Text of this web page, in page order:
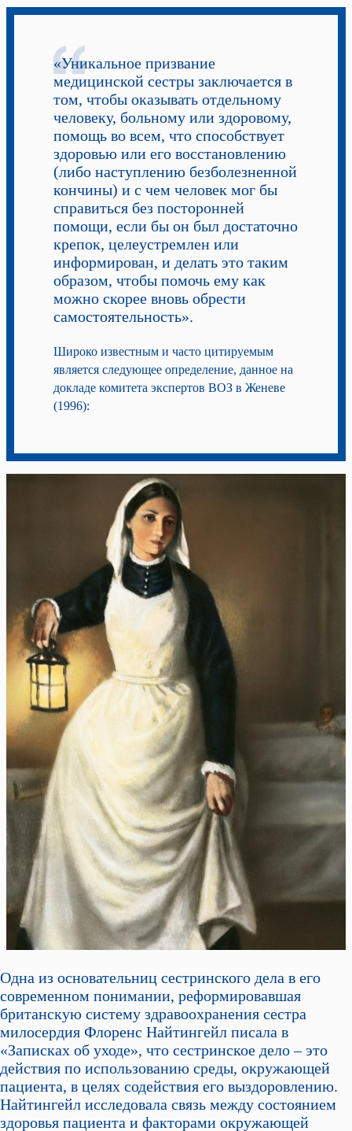
«Уникальное призвание
медицинской сестры заключается в
том, чтобы оказывать отдельному
человеку, больному или здоровому,
помощь во всем, что способствует
здоровью или его восстановлению
(либо наступлению безболезненной
кончины) и с чем человек мог бы
справиться без посторонней
помощи, если бы он был достаточно
крепок, целеустремлен или
информирован, и делать это таким
образом, чтобы помочь ему как
можно скорее вновь обрести
самостоятельность».
Широко известным и часто цитируемым
является следующее определение, данное на
докладе комитета экспертов ВОЗ в Женеве
(1996):
Одна из основательниц сестринского дела в его
современном понимании, реформировавшая
британскую систему здравоохранения сестра
милосердия Флоренс Найтингейл писала в
«Записках об уходе», что сестринское дело – это
действия по использованию среды, окружающей
пациента, в целях содействия его выздоровлению.
Найтингейл исследовала связь между состоянием
здоровья пациента и факторами окружающей